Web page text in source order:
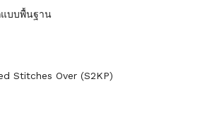
แบบพื้นฐาน
Stitches Over (S2KP)